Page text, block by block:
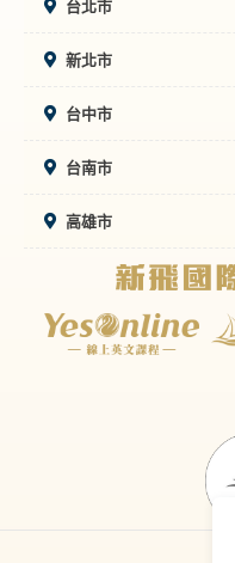
台北市
新北市
台中市
台南市
高雄市